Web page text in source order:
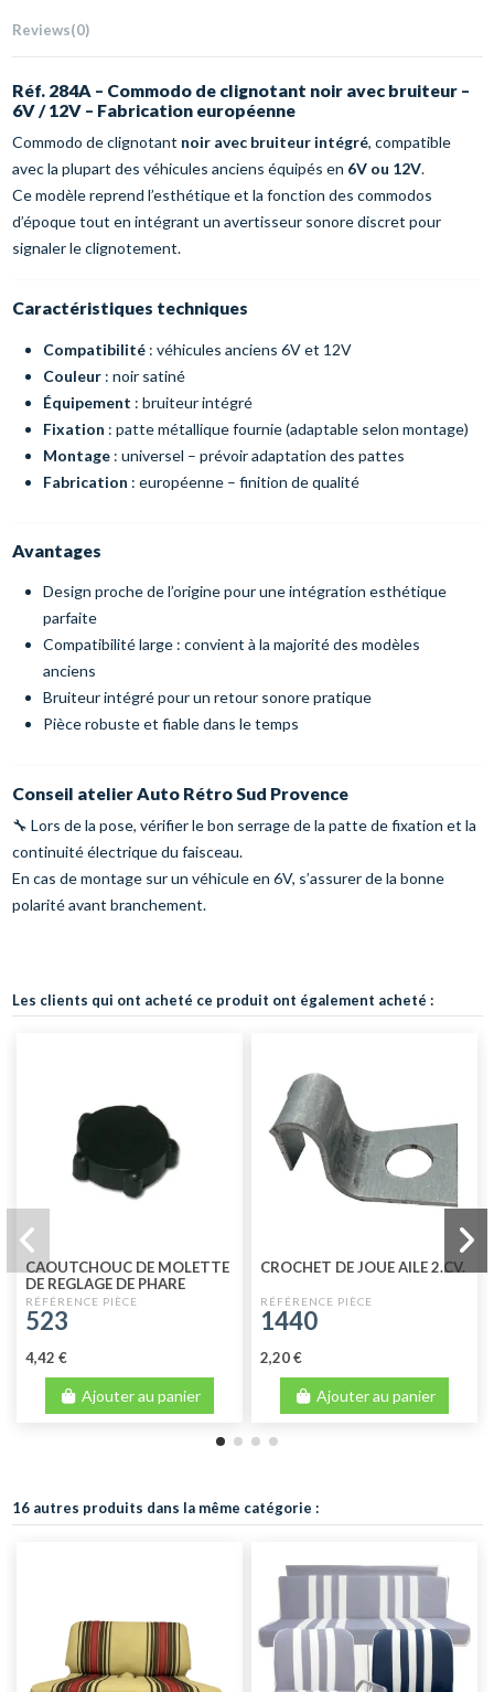
Reviews(0)
Réf. 284A – Commodo de clignotant noir avec bruiteur –
6V / 12V – Fabrication européenne
Commodo de clignotant noir avec bruiteur intégré, compatible
avec la plupart des véhicules anciens équipés en 6V ou 12V.
Ce modèle reprend l’esthétique et la fonction des commodos
d’époque tout en intégrant un avertisseur sonore discret pour
signaler le clignotement.
Caractéristiques techniques
Compatibilité: véhicules anciens 6V et 12V
Couleur: noir satiné
Équipement : bruiteur intégré
Fixation : patte métallique fournie (adaptable selon montage)
Montage: universel – prévoir adaptation des pattes
Fabrication : européenne – finition de qualité
Avantages
Design proche de l’origine pour une intégration esthétique
parfaite
Compatibilité large : convient à la majorité des modèles
anciens
Bruiteur intégré pour un retour sonore pratique
Pièce robuste et fiable dans le temps
Conseil atelier Auto Rétro Sud Provence
🔧 Lors de la pose, vérifier le bon serrage de la patte de fixation et la
continuité électrique du faisceau.
En cas de montage sur un véhicule en 6V, s’assurer de la bonne
polarité avant branchement.
Les clients qui ont acheté ce produit ont également acheté :
CAOUTCHOUC DE MOLETTE
DE REGLAGE DE PHARE
523
4,42 €
Ajouter au panier
CROCHET DE JOUE AILE 2.CV.
1440
2,20 €
Ajouter au panier
16 autres produits dans la même catégorie :